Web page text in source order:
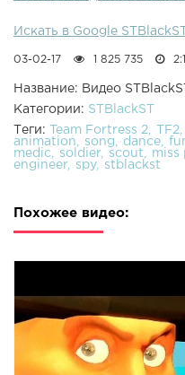
Искать в Google
03-02-17 1 825 735
Название: Видео
Категории: STBlackST
Теги:
Team Fortress 2 TF2
animation
song dance
medic
soldier scout miss
engineer
spy stblackst
Похожее видео: